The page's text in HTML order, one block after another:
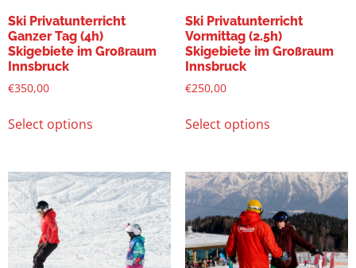
Ski Privatunterricht
Ganzer Tag (4h)
Skigebiete im Großraum
Innsbruck
€350,00
Select options
Ski Privatunterricht
Vormittag (2.5h)
Skigebiete im Großraum
Innsbruck
€250,00
Select options